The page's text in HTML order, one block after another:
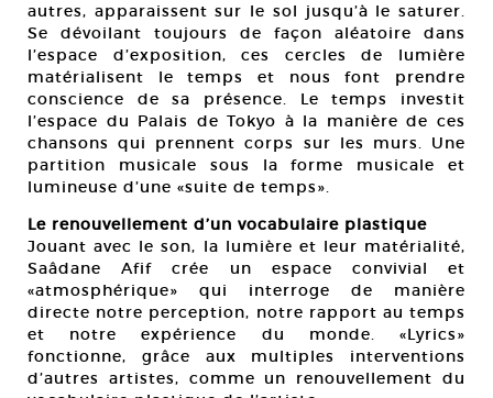
autres, apparaissent sur le sol jusqu’à le saturer.
Se dévoilant toujours de façon aléatoire dans
l’espace d’exposition, ces cercles de lumière
matérialisent le temps et nous font prendre
conscience de sa présence. Le temps investit
l’espace du Palais de Tokyo à la manière de ces
chansons qui prennent corps sur les murs. Une
partition musicale sous la forme musicale et
lumineuse d’une «suite de temps».
Le renouvellement d’un vocabulaire plastique
Jouant avec le son, la lumière et leur matérialité,
Saâdane Afif crée un espace convivial et
«atmosphérique» qui interroge de manière
directe notre perception, notre rapport au temps
et notre expérience du monde. «Lyrics»
fonctionne, grâce aux multiples interventions
d’autres artistes, comme un renouvellement du